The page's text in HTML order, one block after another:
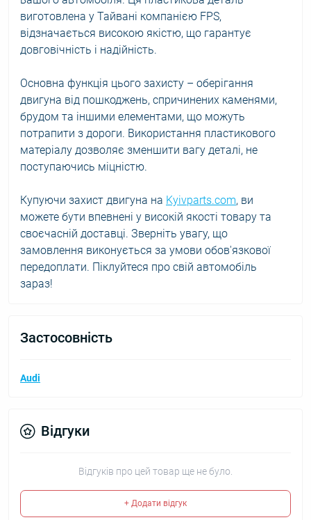
виготовлена у Тайвані компанією FPS,
відзначається високою якістю, що гарантує
довговічність і надійність.
Основна функція цього захисту – оберігання
двигуна від пошкоджень, спричинених каменями,
брудом та іншими елементами, що можуть
потрапити з дороги. Використання пластикового
матеріалу дозволяє зменшити вагу деталі, не
поступаючись міцністю.
Купуючи захист двигуна на Kyivparts.com, ви
можете бути впевнені у високій якості товару та
своєчасній доставці. Зверніть увагу, що
замовлення виконується за умови обов'язкової
передоплати. Піклуйтеся про свій автомобіль
зараз!
Застосовність
Audi
Відгуки
Відгуків про цей товар ще не було.
+ Додати відгук